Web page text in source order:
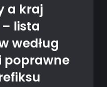
a kraj
lista
według
poprawne